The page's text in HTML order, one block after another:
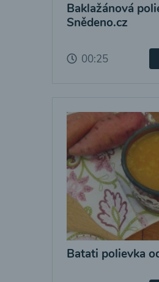
Baklažánová
Snědeno.cz
00:25
Batati polievka